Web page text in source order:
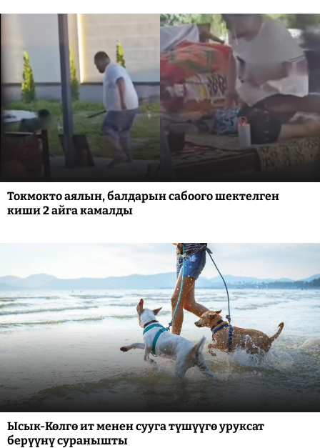
Токмокто аялын, балдарын сабоого шектелген
киши 2 айга камалды
Ысык-Көлгө ит менен сууга түшүүгө уруксат
берүүнү суранышты